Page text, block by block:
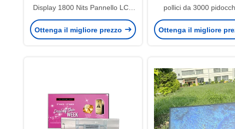
Display 1800 Nits Pannello LCD
ad alta luminosità
Ottenga il migliore prezzo
pollici da 3000
risoluzione 1024×768 per
artificiale
Ottenga il migliore